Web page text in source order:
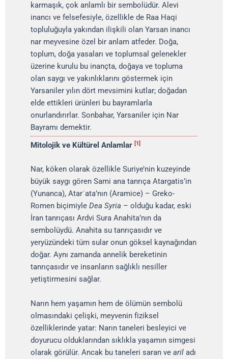
karmaşık, çok anlamlı bir sembolüdür. Alevi
inancı ve felsefesiyle, özellikle de Raa Haqi
topluluğuyla yakından ilişkili olan Yarsan inancı
nar meyvesine özel bir anlam atfeder. Doğa,
toplum, doğa yasaları ve toplumsal gelenekler
üzerine kurulu bu inançta, doğaya ve topluma
olan saygı ve yakınlıklarını göstermek için
Yarsaniler yılın dört mevsimini kutlar; doğadan
elde ettikleri ürünleri bu bayramlarla
onurlandırırlar. Sonbahar, Yarsaniler için Nar
Bayramı demektir.
Mitolojik ve Kültürel Anlamlar [1]
Nar, köken olarak özellikle Suriye’nin kuzeyinde
büyük saygı gören Sami ana tanrıça Atargatis’in
(Yunanca), Atarʾata’nın (Aramice) – Greko-
Romen biçimiyle Dea Syria – olduğu kadar, eski
İran tanrıçası Ardvi Sura Anahita’nın da
sembolüydü. Anahita su tanrıçasıdır ve
yeryüzündeki tüm sular onun göksel kaynağından
doğar. Aynı zamanda annelik bereketinin
tanrıçasıdır ve insanların sağlıklı nesiller
yetiştirmesini sağlar.
Narın hem yaşamın hem de ölümün sembolü
olmasındaki çelişki, meyvenin fiziksel
özelliklerinde yatar: Narın taneleri besleyici ve
doyurucu olduklarından sıklıkla yaşamın simgesi
olarak görülür. Ancak bu taneleri saran ve aril adı